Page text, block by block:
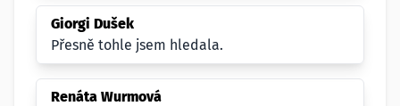
Giorgi Dušek
Přesně tohle jsem hledala.
Renáta Wurmová